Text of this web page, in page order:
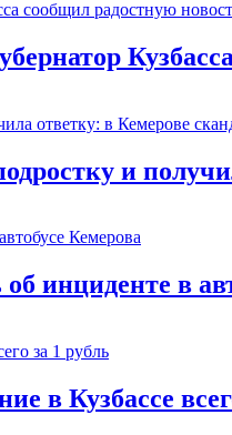
и
инциденте в
в Кузбассе